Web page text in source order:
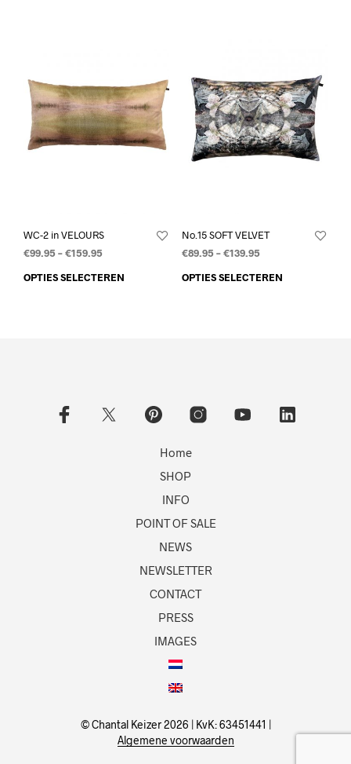
WC-2 in VELOURS
€99.95–€159.95
OPTIES SELECTEREN
No.15 SOFT VELVET
€89.95–€139.95
OPTIES SELECTEREN
Home
SHOP
INFO
POINT OF SALE
NEWS
NEWSLETTER
CONTACT
PRESS
IMAGES
© Chantal Keizer 2026 | KvK: 63451441 |
Algemene voorwaarden